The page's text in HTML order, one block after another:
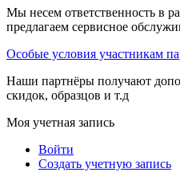
Мы несем ответственность в
предлагаем сервисное
Особые условия участникам
Наши партнёры получают
скидок, образцов и т.д
Моя учетная запись
Войти
Создать учетную запись